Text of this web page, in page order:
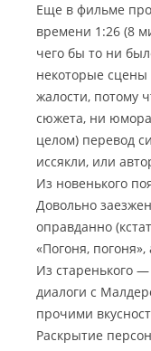
Еще в фильме
времени 1:26 (8
чего бы то ни
некоторые
жалости, потому
сюжета, ни
целом) перевод
иссякли, или
Из новенького
Довольно
оправданно
«Погоня,
Из старенького
диалоги с
прочими
Раскрытие